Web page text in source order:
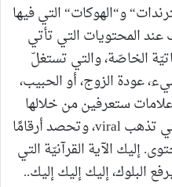
و“الهوكات“ التي فيها
عند المحتويات التي تأتي
الخاصّة، والتي تستغلّ
عودة الزوج، أو الحبيب،
ستعرفين من خلالها
أنّه لك! وكثير من المحتويات التي تذهب viral، وتحصد أرقامًا
إليك الآية القرآنيّة التي
البلوك، إليك إليك إليك..